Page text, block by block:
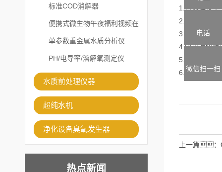
标准COD消解器
便携式微生物午夜福利视频在
线观看
单参数重金属水质分析仪
PH/电导率/溶解氧测定仪
水质前处理仪器
超纯水机
净化设备臭氧发生器
热点新闻
1.可选择多个
2.自动操作
3.99组数据
4.USB通讯
5.防水键盘
6.伸缩自如
上一篇：
电话
微信扫一扫